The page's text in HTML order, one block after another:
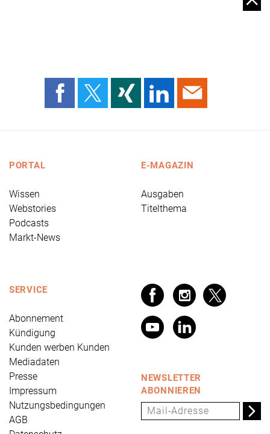
PORTAL
Wissen
Webstories
Podcasts
Markt-News
E-MAGAZIN
Ausgaben
Titelthema
SERVICE
Abonnement
Kündigung
Kunden werben Kunden
Mediadaten
Presse
Impressum
Nutzungsbedingungen
AGB
NEWSLETTER
ABONNIEREN